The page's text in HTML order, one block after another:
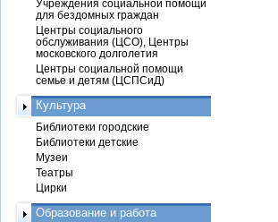
Учреждения социальной помощи
для бездомных граждан
Центры социального
обслуживания (ЦСО), Центры
московского долголетия
Центры социальной помощи
семье и детям (ЦСПСиД)
Культура
Библиотеки городские
Библиотеки детские
Музеи
Театры
Цирки
Образование и работа